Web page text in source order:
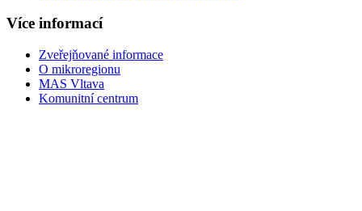
Více informací
Zveřejňované informace
O mikroregionu
MAS Vltava
Komunitní centrum